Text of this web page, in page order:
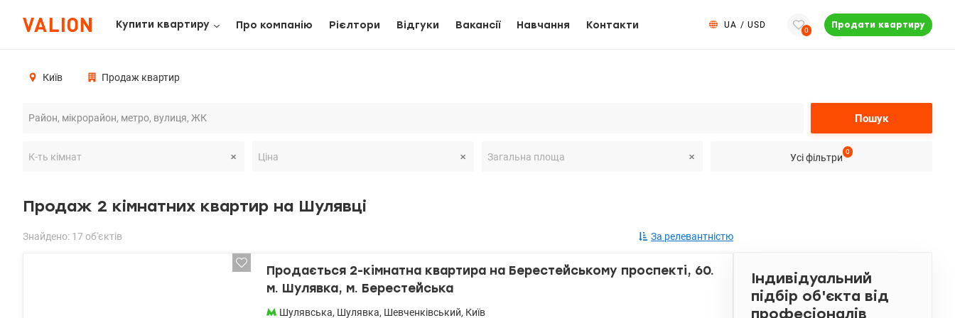
Купити квартиру Про компанію Рієлтори Відгуки Вакансії Навчання Контакти UA / USD
0
Продати квартиру
Київ Продаж квартир
Пошук
Усі фільтри
0
Продаж 2 кімнатних квартир на Шулявці
Знайдено: 17 об'єктів За релевантністю
Продається 2-кімнатна квартира на Берестейському проспекті, 60.
м. Шулявка, м. Берестейська
Шулявська, Шулявка, Шевченківський, Київ
Індивідуальний
підбір об'єкта від
професіоналів